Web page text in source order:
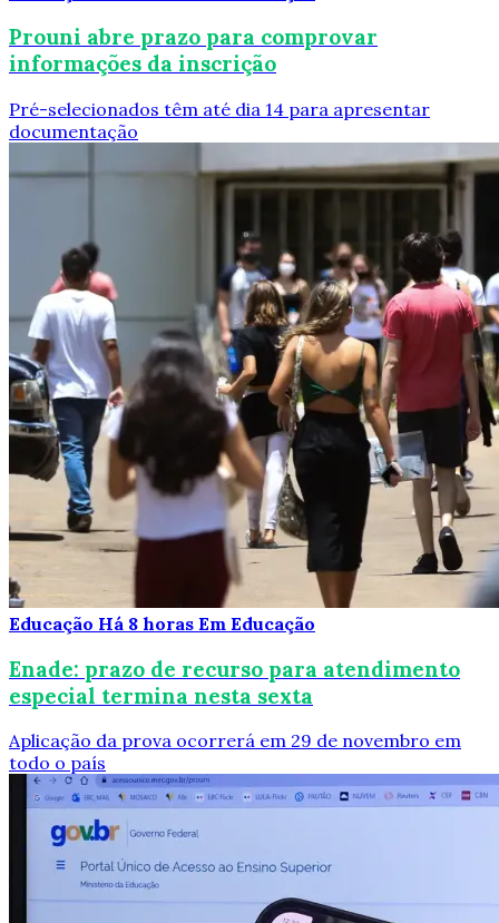
Prouni abre prazo para comprovar
informações da inscrição
Pré-selecionados têm até dia 14 para apresentar
documentação
Educação Há 8 horas Em Educação
Enade: prazo de recurso para atendimento
especial termina nesta sexta
Aplicação da prova ocorrerá em 29 de novembro em
todo o país